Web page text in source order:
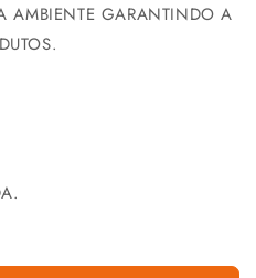
AMBIENTE GARANTINDO A